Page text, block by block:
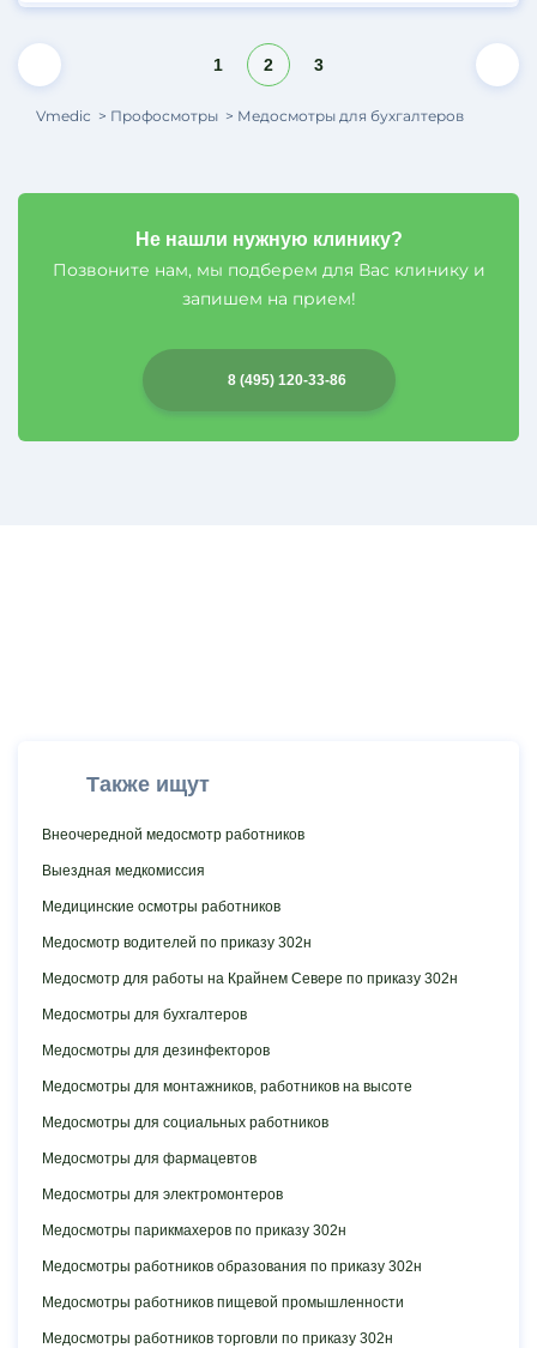
1 2 3
Vmedic Профосмотры Медосмотры для бухгалтеров
Не нашли нужную клинику?
Позвоните нам, мы подберем для Вас клинику и
запишем на прием!
8 (495) 120-33-86
Также ищут
Внеочередной медосмотр работников
Выездная медкомиссия
Медицинские осмотры работников
Медосмотр водителей по приказу 302н
Медосмотр для работы на Крайнем Севере по приказу 302н
Медосмотры для бухгалтеров
Медосмотры для дезинфекторов
Медосмотры для монтажников, работников на высоте
Медосмотры для социальных работников
Медосмотры для фармацевтов
Медосмотры для электромонтеров
Медосмотры парикмахеров по приказу 302н
Медосмотры работников образования по приказу 302н
Медосмотры работников пищевой промышленности
Медосмотры работников торговли по приказу 302н